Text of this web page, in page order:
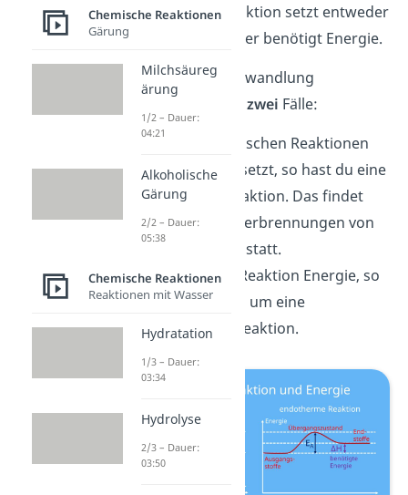
chemische Reaktion setzt entweder
Energie frei oder benötigt Energie.
Bei der Energieumwandlung
unterscheidest duzwei Fälle:
Wird bei chemischen Reaktionen
Energie freigesetzt, so hast du eine
exotherme
Reaktion. Das findet
vor allem bei Verbrennungen von
Stoffen häufig statt.
Benötigt eine Reaktion Energie, so
handelt es sich um eine
endotherme
Reaktion.
Chemische Reaktionen
Gärung
Milchsäureg
ärung
1/2 – Dauer:
04:21
Alkoholische
Gärung
2/2 – Dauer:
05:38
Chemische Reaktionen
Reaktionen mit Wasser
Hydratation
1/3 – Dauer:
03:34
Hydrolyse
2/3 – Dauer:
03:50